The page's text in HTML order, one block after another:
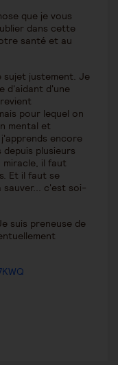
que je vous
dans cette
santé et au
sujet justement. Je
d'aidant d'une
pour lequel on
mental et
encore
plusieurs
miracle, il faut
Et il faut se
sauver... c'est soi-
suis preneuse de